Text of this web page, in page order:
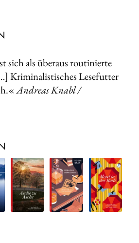
sich als überaus routinierte
Kriminalistisches Lesefutter
Andreas Knabl /